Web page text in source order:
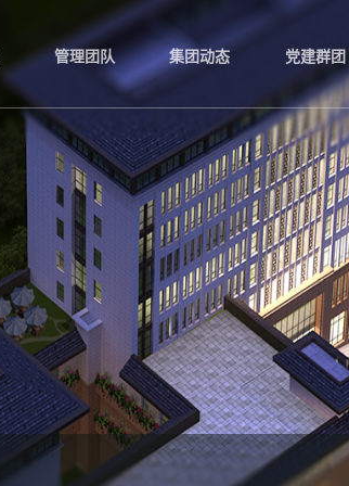
管理团队 集团动态 党建群团